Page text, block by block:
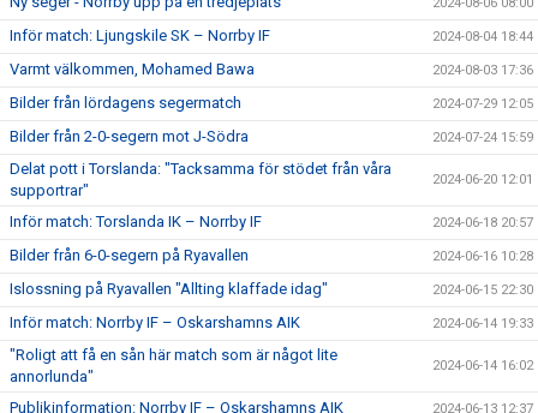
2024-08-06 08:00
Inför match: Ljungskile SK – Norrby IF 2024-08-04 18:44
Varmt välkommen, Mohamed Bawa 2024-08-03 17:36
Bilder från lördagens segermatch 2024-07-29 12:05
Bilder från 2-0-segern mot J-Södra 2024-07-24 15:59
Delat pott i Torslanda: "Tacksamma för stödet från våra
supportrar"
2024-06-20 12:01
Inför match: Torslanda IK – Norrby IF 2024-06-18 20:57
Bilder från 6-0-segern på Ryavallen 2024-06-16 10:28
Islossning på Ryavallen "Allting klaffade idag" 2024-06-15 22:30
Inför match: Norrby IF – Oskarshamns AIK 2024-06-14 19:33
"Roligt att få en sån här match som är något lite
annorlunda"
2024-06-14 16:02
Publikinformation: Norrby IF – Oskarshamns AIK 2024-06-13 12:37